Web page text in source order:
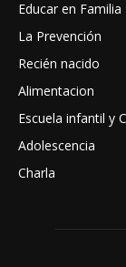
Educar en Familia
La Prevención
Recién nacido
Alimentacion
Escuela infantil y
Adolescencia
Charla